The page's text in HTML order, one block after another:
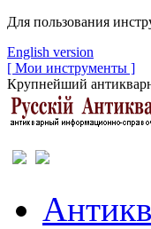
Для пользования
English version
[ Мои инструменты ]
Крупнейший